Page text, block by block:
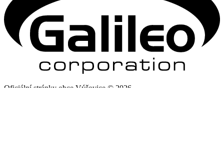
Oficiální stránky obce Výšovice © 2026